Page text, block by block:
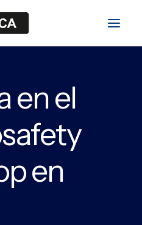
TEST
BIO
SAT
en el
en